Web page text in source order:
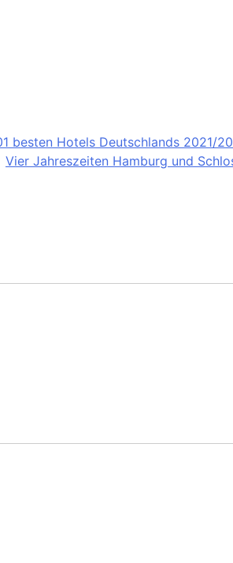
besten Hotels Deutschlands 2021/
Vier Jahreszeiten Hamburg und